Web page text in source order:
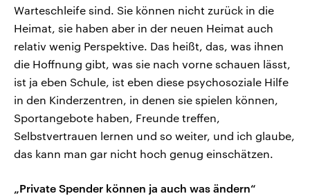
Warteschleife sind. Sie können nicht zurück in die
Heimat, sie haben aber in der neuen Heimat auch
relativ wenig Perspektive. Das heißt, das, was ihnen
die Hoffnung gibt, was sie nach vorne schauen lässt,
ist ja eben Schule, ist eben diese psychosoziale Hilfe
in den Kinderzentren, in denen sie spielen können,
Sportangebote haben, Freunde treffen,
Selbstvertrauen lernen und so weiter, und ich glaube,
das kann man gar nicht hoch genug einschätzen.
„Private Spender können ja auch was ändern“